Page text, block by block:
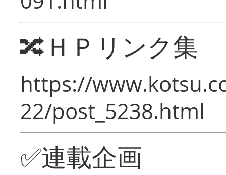
🔀ＨＰリンク集
https://
22/post_5238.html
✅連載企画